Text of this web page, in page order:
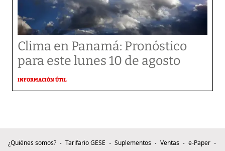
Clima en Panamá: Pronóstico
para este lunes 10 de agosto
INFORMACIÓN ÚTIL
¿Quiénes somos? Tarifario GESE Suplementos Ventas
e-Paper